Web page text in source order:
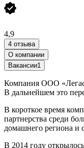
4,9
4 отзыва
О компании
Вакансии1
Компания ООО
В дальнейшем это
В короткое время
партнерства среди
домашнего региона и
В 2014 году